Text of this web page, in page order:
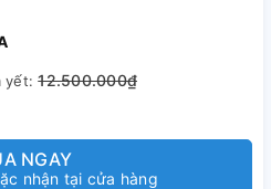
yết:12.500.000₫
NGAY
nhận tại cửa hàng